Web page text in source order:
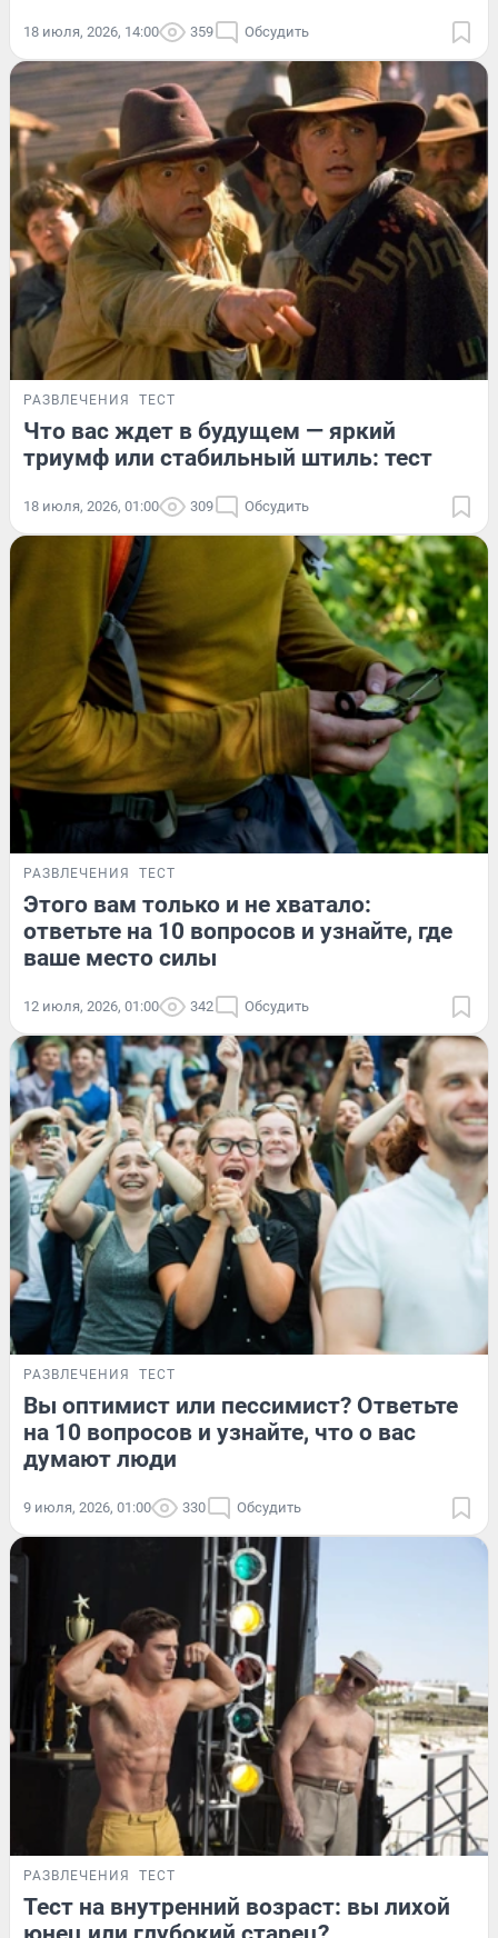
18 июля, 2026, 14:00 359 Обсудить
РАЗВЛЕЧЕНИЯ ТЕСТ
Что вас ждет в будущем — яркий
триумф или стабильный штиль: тест
18 июля, 2026, 01:00 309 Обсудить
РАЗВЛЕЧЕНИЯ ТЕСТ
Этого вам только и не хватало:
ответьте на 10 вопросов и узнайте, где
ваше место силы
12 июля, 2026, 01:00 342 Обсудить
РАЗВЛЕЧЕНИЯ ТЕСТ
Вы оптимист или пессимист? Ответьте
на 10 вопросов и узнайте, что о вас
думают люди
9 июля, 2026, 01:00 330 Обсудить
РАЗВЛЕЧЕНИЯ ТЕСТ
Тест на внутренний возраст: вы лихой